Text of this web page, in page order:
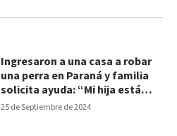
25 de Septiembre de 2024
Ingresaron a una casa a robar
una perra en Paraná y familia
solicita ayuda: “Mi hija está
destrozada”